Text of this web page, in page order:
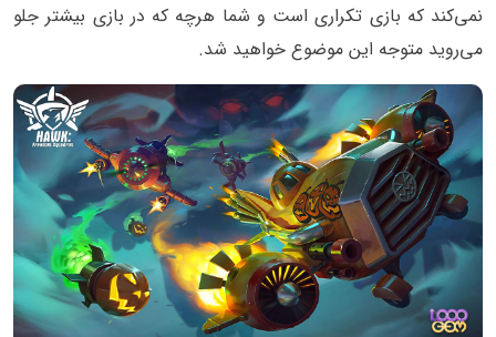
نمی‌کند که بازی تکراری است و شما هرچه که در بازی بیشتر جلو
می‌روید متوجه این موضوع خواهید شد.